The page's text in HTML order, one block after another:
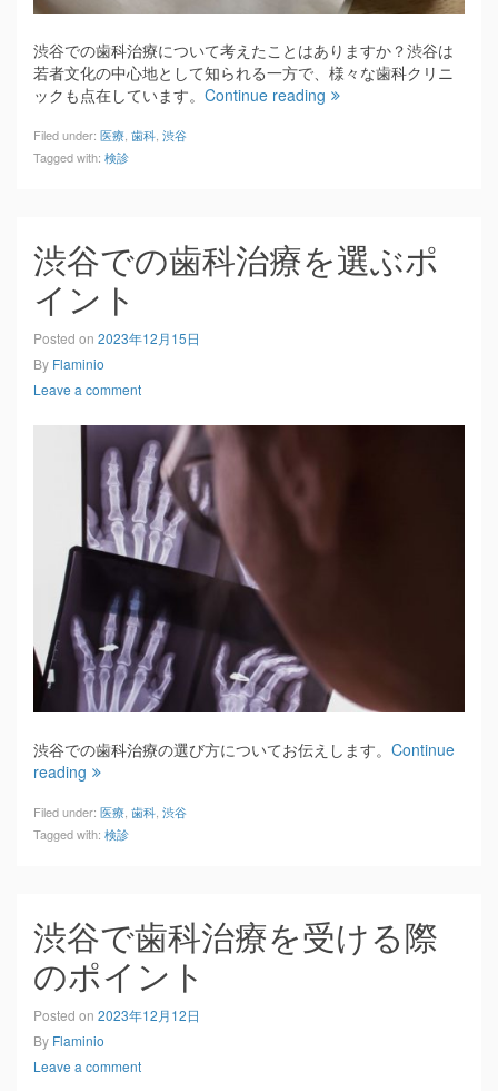
渋谷での歯科治療について考えたことはありますか？渋谷は
若者文化の中心地として知られる一方で、様々な歯科クリニ
ックも点在しています。 Continue reading
Filed under: 医療 歯科 渋谷
Tagged with: 検診
渋谷での歯科治療を選ぶポ
イント
Posted on 2023年12月15日
By Flaminio
Leave a comment
渋谷での歯科治療の選び方についてお伝えします。 Continue
reading
Filed under: 医療 歯科 渋谷
Tagged with: 検診
渋谷で歯科治療を受ける際
のポイント
Posted on 2023年12月12日
By Flaminio
Leave a comment